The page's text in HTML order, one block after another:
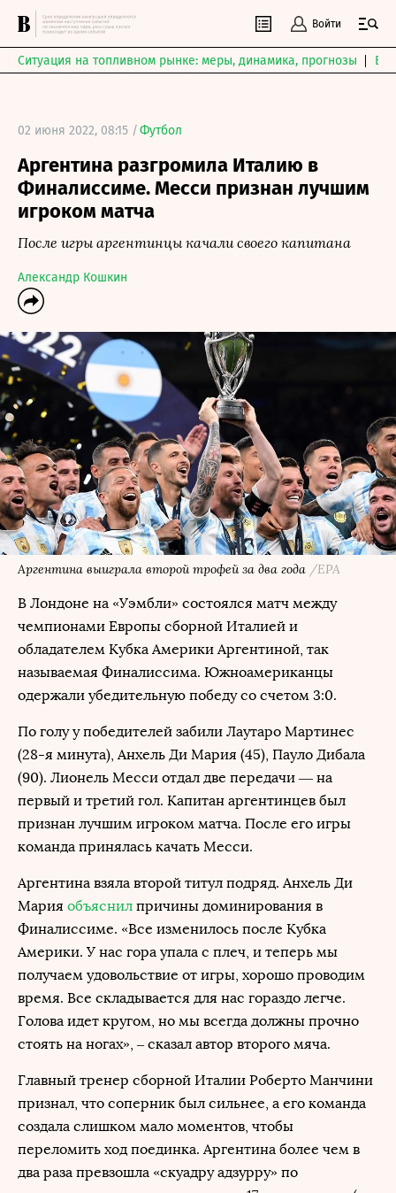
Войти
Ситуация на топливном рынке: меры, динамика, прогнозы
02 июня 2022, 08:15 /Футбол
Аргентина разгромила Италию в
Финалиссиме. Месси признан лучшим
игроком матча
После игры аргентинцы качали своего капитана
Александр Кошкин
Аргентина выиграла второй трофей за два года /ЕРА
В Лондоне на «Уэмбли» состоялся матч между
чемпионами Европы сборной Италией и
обладателем Кубка Америки Аргентиной, так
называемая Финалиссима. Южноамериканцы
одержали убедительную победу со счетом 3:0.
По голу у победителей забили Лаутаро Мартинес
(28-я минута), Анхель Ди Мария (45), Пауло Дибала
(90). Лионель Месси отдал две передачи — на
первый и третий гол. Капитан аргентинцев был
признан лучшим игроком матча. После его игры
команда принялась качать Месси.
Аргентина взяла второй титул подряд. Анхель Ди
Мария объяснил причины доминирования в
Финалиссиме. «Все изменилось после Кубка
Америки. У нас гора упала с плеч, и теперь мы
получаем удовольствие от игры, хорошо проводим
время. Все складывается для нас гораздо легче.
Голова идет кругом, но мы всегда должны прочно
стоять на ногах», – сказал автор второго мяча.
Главный тренер сборной Италии Роберто Манчини
признал, что соперник был сильнее, а его команда
создала слишком мало моментов, чтобы
переломить ход поединка. Аргентина более чем в
два раза превзошла «скуадру адзурру» по